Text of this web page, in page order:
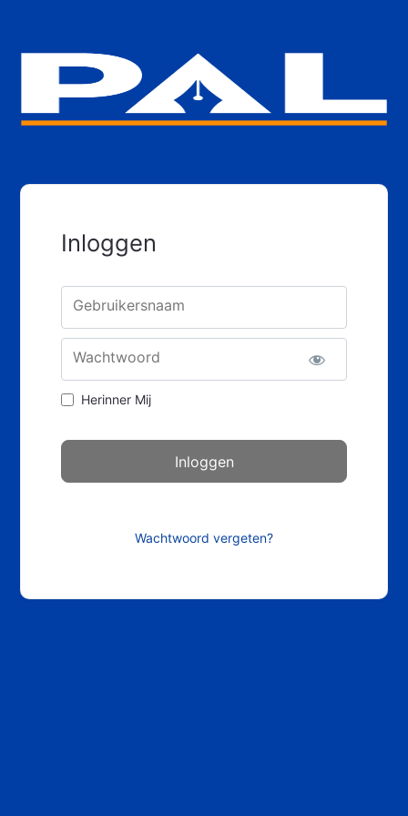
Inloggen
Gebruikersnaam
Wachtwoord
Herinner Mij
Wachtwoord vergeten?